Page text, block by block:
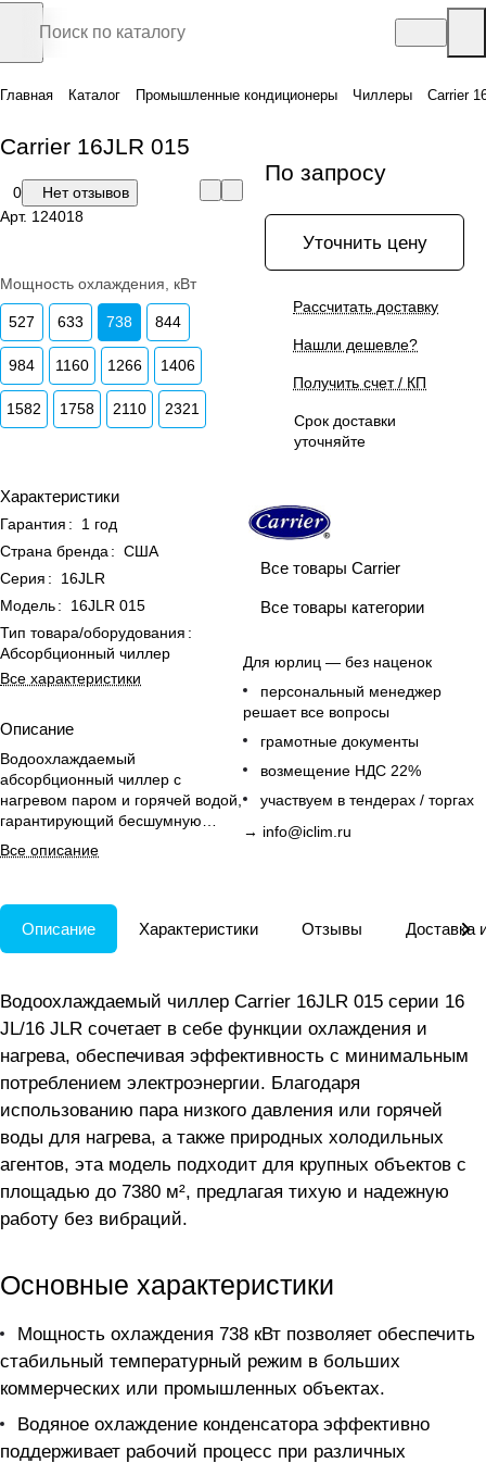
Главная Каталог Промышленные кондиционеры Чиллеры Carrier
Carrier 16JLR 015
0
Нет отзывов
Арт. 124018
Мощность охлаждения, кВт
527 633 738 844
984 1160 1266 1406
1582 1758 2110 2321
Характеристики
Гарантия :
1 год
Страна бренда : США
Серия :
16JLR
Модель:
16JLR 015
Тип товара/оборудования :
Абсорбционный чиллер
Все характеристики
Описание
Водоохлаждаемый
абсорбционный чиллер с
нагревом паром и горячей водой,
гарантирующий бесшумную
работу с минимальным
энергопотреблением и низким
Все описание
По запросу
Уточнить цену
Рассчитать доставку
Нашли дешевле?
Получить счет / КП
Срок доставки
уточняйте
Все товары Carrier
Все товары категории
Для юрлиц — без наценок
персональный менеджер
решает все вопросы
грамотные документы
возмещение НДС 22%
участвуем в тендерах / торгах
→ info@iclim.ru
Описание Характеристики Отзывы Доставка
Водоохлаждаемый чиллер Carrier 16JLR 015 серии 16
JL/16 JLR сочетает в себе функции охлаждения и
нагрева, обеспечивая эффективность с минимальным
потреблением электроэнергии. Благодаря
использованию пара низкого давления или горячей
воды для нагрева, а также природных холодильных
агентов, эта модель подходит для крупных объектов с
площадью до 7380 м², предлагая тихую и надежную
работу без вибраций.
Основные характеристики
Мощность охлаждения 738 кВт позволяет обеспечить
стабильный температурный режим в больших
коммерческих или промышленных объектах.
Водяное охлаждение конденсатора эффективно
поддерживает рабочий процесс при различных